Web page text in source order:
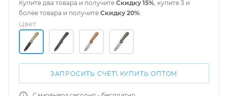
Купите два товара и получите Скидку 15%, купите 3 и
более товара и получите Скидку 20%.
Цвет:
ЗАПРОСИТЬ СЧЁТ\ КУПИТЬ ОПТОМ